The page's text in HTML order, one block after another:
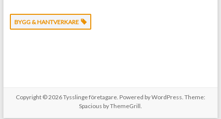
BYGG & HANTVERKARE
Copyright © 2026Tysslinge företagare. Powered byWordPress . Theme:
Spacious byThemeGrill